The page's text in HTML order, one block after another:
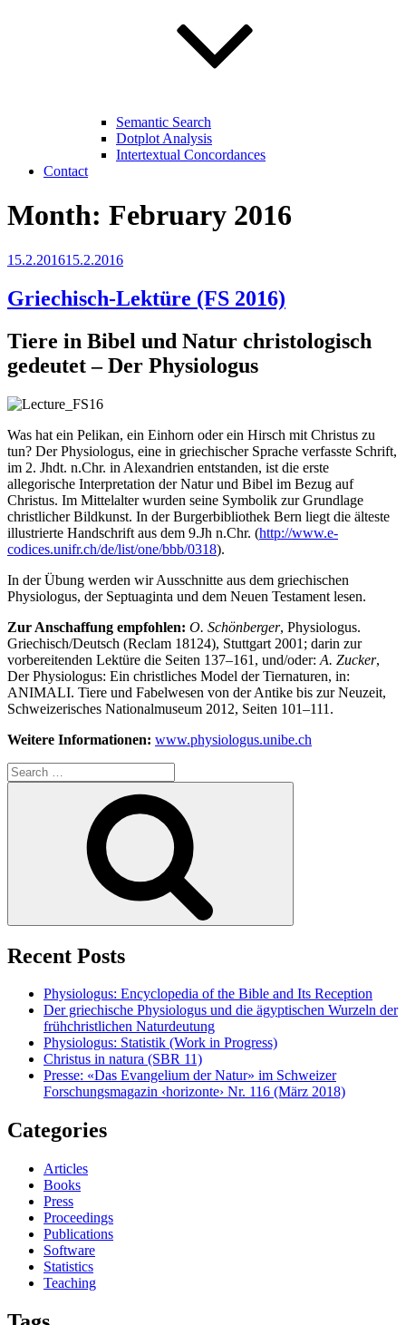
Semantic Search
Dotplot Analysis
Intertextual Concordances
Contact
Month: February 2016
Posted
15.2.201615.2.2016
Griechisch-Lektüre (FS 2016)
Tiere in Bibel und Natur christologisch
gedeutet – Der Physiologus
Was hat ein Pelikan, ein Einhorn oder ein Hirsch mit Christus zu
tun? Der Physiologus, eine in griechischer Sprache verfasste Schrift,
im 2. Jhdt. n.Chr. in Alexandrien entstanden, ist die erste
allegorische Interpretation der Natur und Bibel im Bezug auf
Christus. Im Mittelalter wurden seine Symbolik zur Grundlage
christlicher Bildkunst. In der Burgerbibliothek Bern liegt die älteste
illustrierte Handschrift aus dem 9.Jh n.Chr. (http://www.e-
codices.unifr.ch/de/list/one/bbb/0318).
In der Übung werden wir Ausschnitte aus dem griechischen
Physiologus, der Septuaginta und dem Neuen Testament lesen.
Zur Anschaffung empfohlen: O. Schönberger, Physiologus.
Griechisch/Deutsch (Reclam 18124), Stuttgart 2001; darin zur
vorbereitenden Lektüre die Seiten 137–161, und/oder: A. Zucker,
Der Physiologus: Ein christliches Model der Tiernaturen, in:
ANIMALI. Tiere und Fabelwesen von der Antike bis zur Neuzeit,
Schweizerisches Nationalmuseum 2012, Seiten 101–111.
Weitere Informationen: www.physiologus.unibe.ch
Search
for:
Recent Posts
Physiologus: Encyclopedia of the Bible and Its Reception
Der griechische Physiologus und die ägyptischen Wurzeln der
frühchristlichen Naturdeutung
Physiologus: Statistik (Work in Progress)
Christus in natura (SBR 11)
Presse: «Das Evangelium der Natur» im Schweizer
Forschungsmagazin ‹horizonte› Nr. 116 (März 2018)
Categories
Articles
Books
Press
Proceedings
Publications
Software
Statistics
Teaching